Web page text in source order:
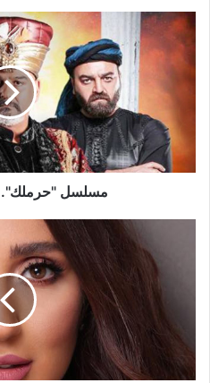
مسلسل
"حرملك"..
عزاء
للتاريخ
مسلسل "حرملك"..
وفاة
والدها:
"كسرتلي